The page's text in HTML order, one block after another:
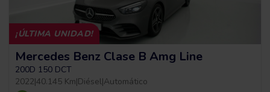
¡ÚLTIMA UNIDAD!
Mercedes Benz Clase B Amg Line
200D 150 DCT
2022|40.145 Km|Diésel|Automático